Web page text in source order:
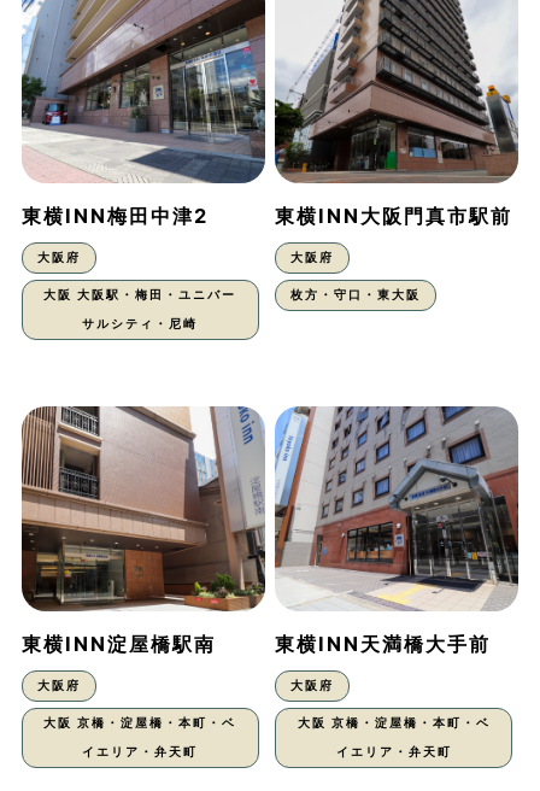
東横INN梅田中津2
大阪府
大阪 大阪駅・梅田・ユニバー
サルシティ・尼崎
東横INN大阪門真市駅前
大阪府
枚方・守口・東大阪
東横INN淀屋橋駅南
大阪府
大阪 京橋・淀屋橋・本町・ベ
イエリア・弁天町
東横INN天満橋大手前
大阪府
大阪 京橋・淀屋橋・本町・ベ
イエリア・弁天町